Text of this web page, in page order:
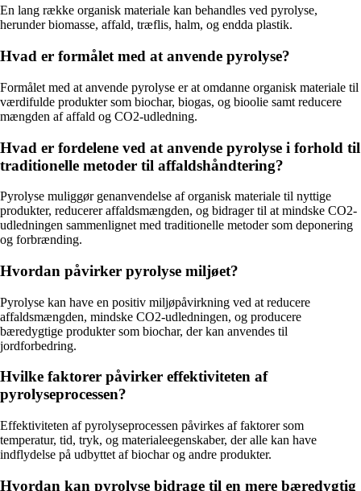
En lang række organisk materiale kan behandles ved pyrolyse,
herunder biomasse, affald, træflis, halm, og endda plastik.
Hvad er formålet med at anvende pyrolyse?
Formålet med at anvende pyrolyse er at omdanne organisk materiale til
værdifulde produkter som biochar, biogas, og bioolie samt reducere
mængden af affald og CO2-udledning.
Hvad er fordelene ved at anvende pyrolyse i forhold til
traditionelle metoder til affaldshåndtering?
Pyrolyse muliggør genanvendelse af organisk materiale til nyttige
produkter, reducerer affaldsmængden, og bidrager til at mindske CO2-
udledningen sammenlignet med traditionelle metoder som deponering
og forbrænding.
Hvordan påvirker pyrolyse miljøet?
Pyrolyse kan have en positiv miljøpåvirkning ved at reducere
affaldsmængden, mindske CO2-udledningen, og producere
bæredygtige produkter som biochar, der kan anvendes til
jordforbedring.
Hvilke faktorer påvirker effektiviteten af
pyrolyseprocessen?
Effektiviteten af pyrolyseprocessen påvirkes af faktorer som
temperatur, tid, tryk, og materialeegenskaber, der alle kan have
indflydelse på udbyttet af biochar og andre produkter.
Hvordan kan pyrolyse bidrage til en mere bæredygtig